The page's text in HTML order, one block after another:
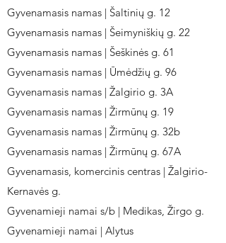
Gyvenamasis namas | Šaltinių g. 12
Gyvenamasis namas | Šeimyniškių g. 22
Gyvenamasis namas | Šeškinės g. 61
Gyvenamasis namas | Ūmėdžių g. 96
Gyvenamasis namas | Žalgirio g. 3A
Gyvenamasis namas | Žirmūnų g. 19
Gyvenamasis namas | Žirmūnų g. 32b
Gyvenamasis namas | Žirmūnų g. 67A
Gyvenamasis, komercinis centras | Žalgirio-
Kernavės g.
Gyvenamieji namai s/b | Medikas, Žirgo g.
Gyvenamieji namai | Alytus